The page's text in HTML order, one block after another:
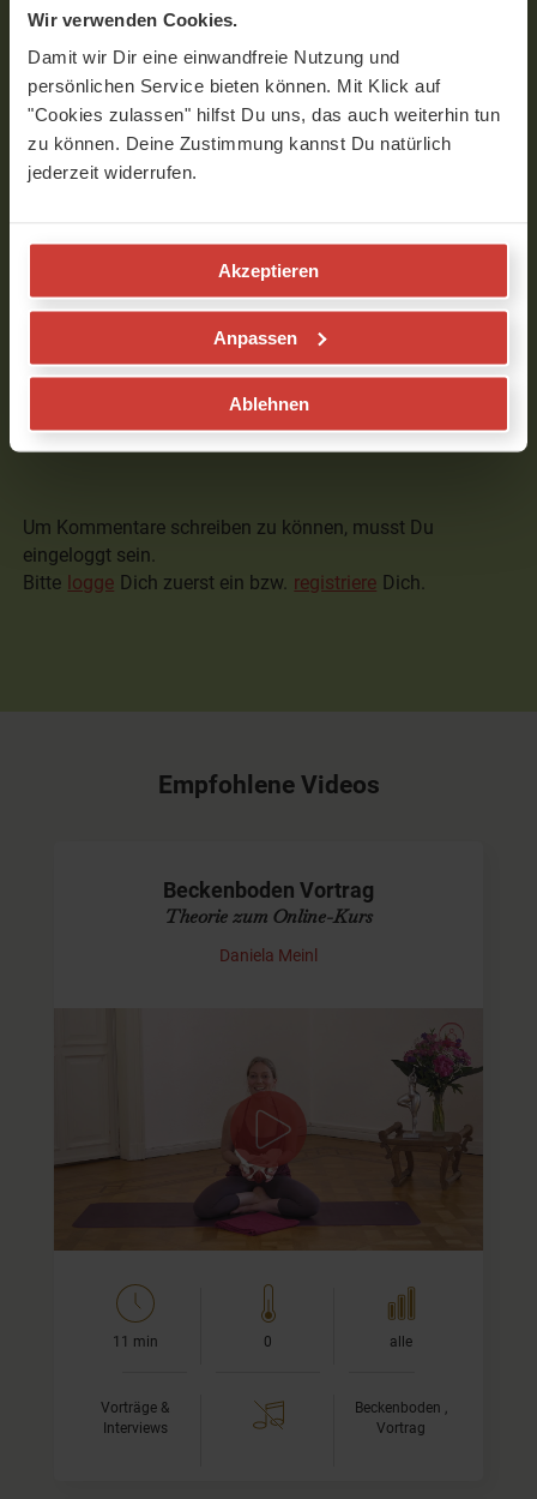
Wir verwenden Cookies.
Damit wir Dir eine einwandfreie Nutzung und
persönlichen Service bieten können. Mit Klick auf
"Cookies zulassen" hilfst Du uns, das auch weiterhin tun
zu können. Deine Zustimmung kannst Du natürlich
jederzeit widerrufen.
Akzeptieren
Anpassen
Ablehnen
Jasmin
Training/Fascial-Fitness-Ball-
XS.html
Du links oben unter "Programme".
Jasmin...und das Team von
YogaMeHome
Um Kommentare schreiben zu können, musst Du
eingeloggt sein.
Bitte logge Dich zuerst ein bzw. registriere Dich.
Empfohlene Videos
Beckenboden Vortrag
Theorie zum Online-Kurs
Daniela Meinl
Wie ist Dein Beckenboden aufgebaut?
In diesem kurzen Video möchte ich Dir das faszinierende
Gebilde Beckenboden etwas näher erklären. Du lernst wo
genau er sich befindet und aus welchen drei…
11 min 0 alle
Vorträge &
Interviews
Beckenboden ,
Vortrag